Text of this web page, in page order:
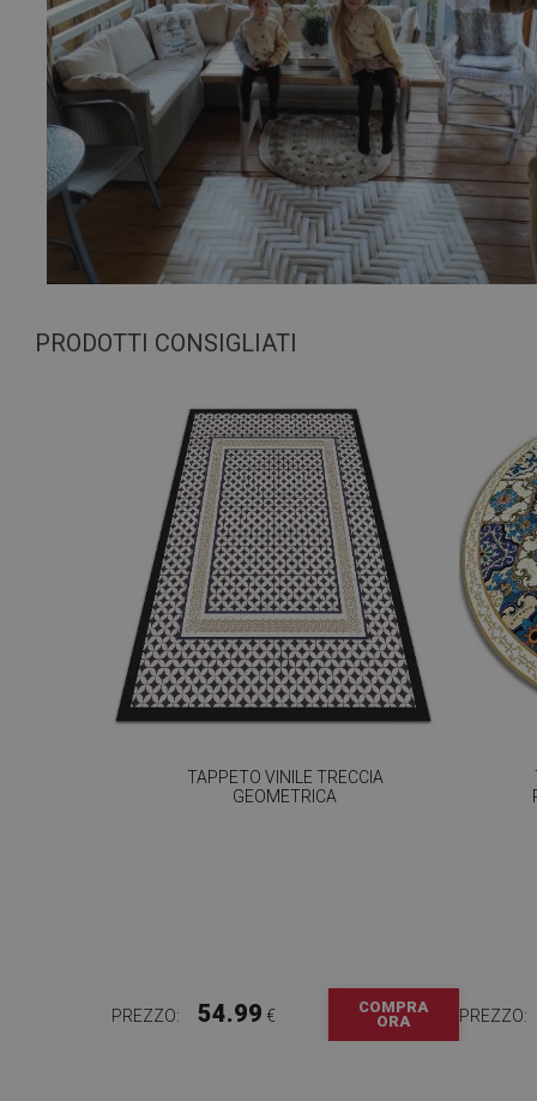
PRODOTTI CONSIGLIATI
TAPPETO VINILE TRECCIA
GEOMETRICA
PREZZO: 54.99 €
COMPRA
ORA
PREZZO: